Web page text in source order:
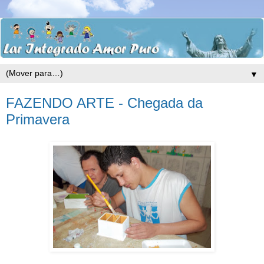
▼
FAZENDO ARTE - Chegada da
Primavera